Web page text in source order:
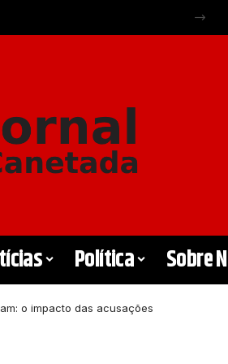
Política Sobre
o impacto das acusações